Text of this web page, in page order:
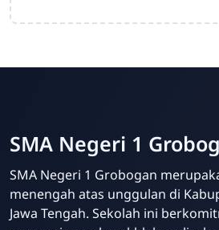
SMA Negeri 1
SMA Negeri 1 Grobogan
menengah atas unggulan di
Jawa Tengah. Sekolah ini